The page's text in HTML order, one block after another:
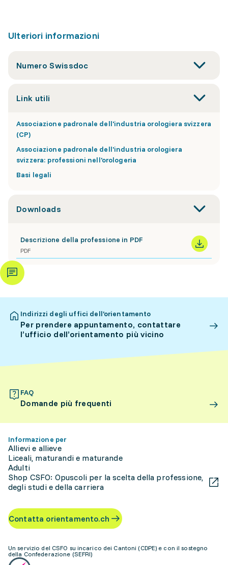
Ulteriori informazioni
Numero Swissdoc
Link utili
Associazione padronale dell'industria orologiera svizzera
(CP)
Associazione padronale dell'industria orologiera
svizzera: professioni nell'orologeria
Basi legali
Downloads
Descrizione della professione in PDF
PDF
Indirizzi degli uffici dell’orientamento
Per prendere appuntamento, contattare
l’ufficio dell’orientamento più vicino
FAQ
Domande più frequenti
Informazione per
Allievi e allieve
Liceali, maturandi e maturande
Adulti
Shop CSFO: Opuscoli per la scelta della professione,
degli studi e della carriera
Contatta orientamento.ch
Un servizio del CSFO su incarico dei Cantoni (CDPE) e con il sostegno
della Confederazione (SEFRI)